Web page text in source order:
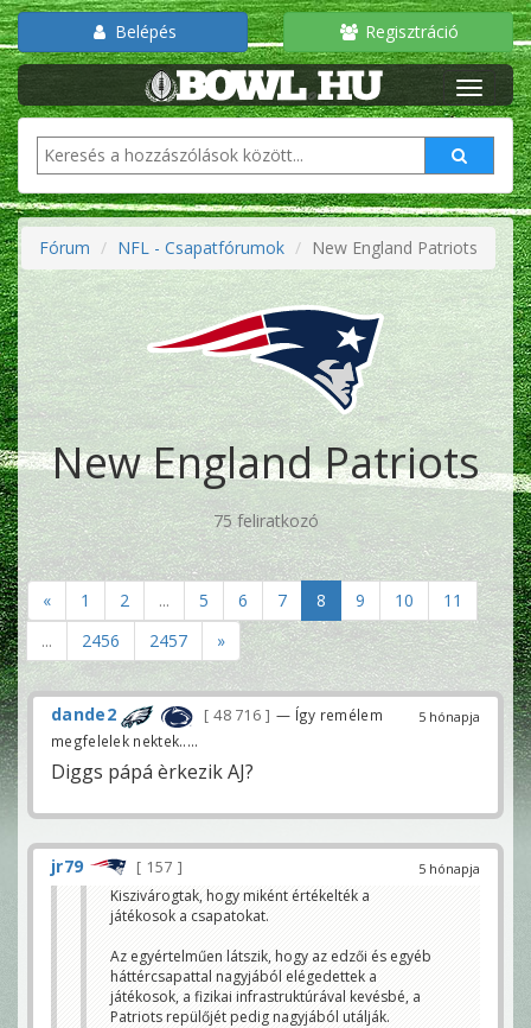
Belépés Regisztráció
Fórum NFL - Csapatfórumok New England Patriots
New England Patriots
75 feliratkozó
« 1 2 ... 5 6 7 8 9 10
11
...
2456 2457 »
5 hónapja
dande2 48 716
— Így remélem
megfelelek nektek.....
Diggs pápá èrkezik AJ?
5 hónapja
jr79
157
Kiszivárogtak, hogy miként értékelték a
játékosok a csapatokat.
Az egyértelműen látszik, hogy az edzői és egyéb
háttércsapattal nagyjából elégedettek a
játékosok, a fizikai infrastruktúrával kevésbé, a
Patriots repülőjét pedig nagyjából utálják.